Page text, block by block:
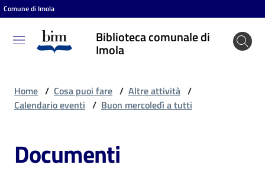
Vai al contenuto
Vai alla navigazione
Vai al footer
Comune di Imola
Biblioteca comunale di
Imola
Biblioteca
comunale
Home / Cosa puoi fare / Altre attività /
Calendario eventi / Buon mercoledì a tutti
Documenti